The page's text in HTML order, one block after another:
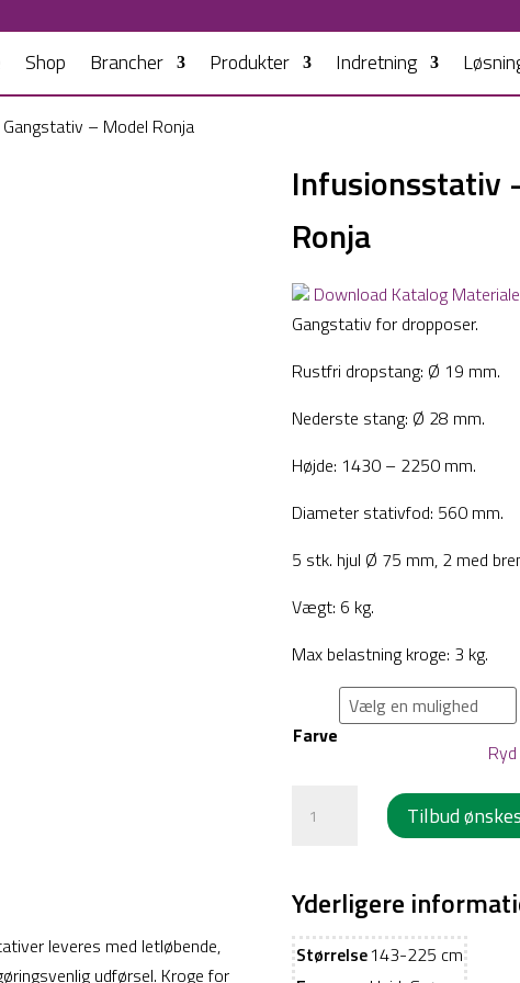
Shop Brancher Produkter Indretning
– Model Ronja
Infusionsstativ
Ronja
Download Katalog
Gangstativ for dropposer.
Rustfri dropstang: Ø 19 mm.
Nederste stang: Ø 28 mm.
Højde: 1430 – 2250 mm.
Diameter stativfod: 560 mm.
5 stk. hjul Ø 75 mm, 2 med
Vægt: 6 kg.
Max belastning kroge: 3 kg.
Farve
Ryd
Infusionsstativ
Model
Ronja
antal
Tilbud ønskes
leveres med letløbende,
udførsel. Kroge for
Yderligere
Størrelse143-225 cm